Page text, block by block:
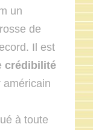
un
de
Il est
crédibilité
américain
à toute